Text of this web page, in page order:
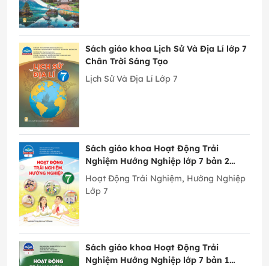
Sách giáo khoa Lịch Sử Và Địa Lí lớp 7
Chân Trời Sáng Tạo
Lịch Sử Và Địa Lí Lớp 7
Sách giáo khoa Hoạt Động Trải
Nghiệm Hướng Nghiệp lớp 7 bản 2
Chân Trời Sáng Tạo
Hoạt Động Trải Nghiệm, Hướng Nghiệp
Lớp 7
Sách giáo khoa Hoạt Động Trải
Nghiệm Hướng Nghiệp lớp 7 bản 1